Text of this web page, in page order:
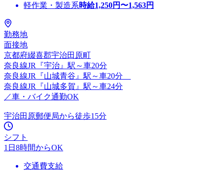
軽作業・製造系時給1,250円〜1,563円
勤務地
面接地
京都府綴喜郡宇治田原町
奈良線JR『宇治』駅～車20分
奈良線JR『山城青谷』駅～車20分
奈良線JR『山城多賀』駅～車24分
／車・バイク通勤OK
宇治田原郵便局から徒歩15分
シフト
1日8時間からOK
交通費支給